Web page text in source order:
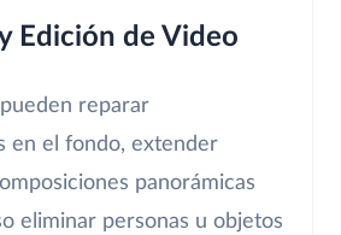
Edición de Video
reparar
en el fondo, extender
panorámicas
eliminar personas u objetos